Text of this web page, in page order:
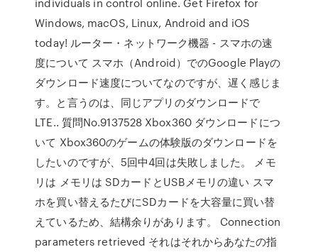
Windows, macOS, Linux, Android and iOS
today! ルーター・ネットワーク機器 - スマホの速
度について スマホ（Android）でのGoogle Playの
ダウンロード速度についてなのですが、遅く感じま
す。と言うのは、同じアプリのダウンロードで
LTE.. 質問No.9137528 Xbox360 ダウンロードにつ
いて Xbox360のゲームの体験版のダウンロードを
したいのですが、5回中4回は失敗しました。 メモ
リは メモリは SDカードとUSBメモリの違い スマ
ホを買い替えるたびにSDカードを大容量に買い替
えているため、結構余りがあります。 Connection
parameters retrieved それはそれからあなたの指